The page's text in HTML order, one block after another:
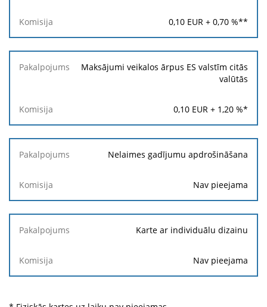
0,10 EUR + 0,70 %**
Maksājumi veikalos ārpus ES valstīm citās
valūtās
0,10 EUR + 1,20 %*
Nelaimes gadījumu apdrošināšana
Nav pieejama
Karte ar individuālu dizainu
Nav pieejama